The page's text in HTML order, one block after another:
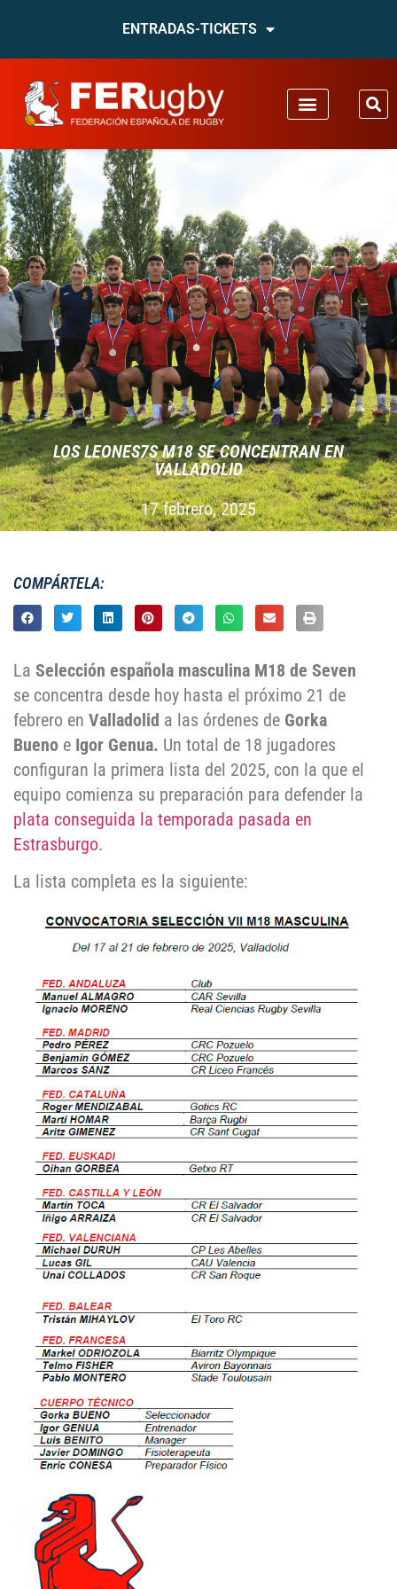
ENTRADAS-TICKETS
LOS LEONES7S M18 SE CONCENTRAN EN
VALLADOLID
17 febrero, 2025
COMPÁRTELA:
La Selección española masculina M18 de Seven
se concentra desde hoy hasta el próximo 21 de
febrero en Valladolid a las órdenes de Gorka
Bueno e Igor Genua. Un total de 18 jugadores
configuran la primera lista del 2025, con la que el
equipo comienza su preparación para defender la
plata conseguida la temporada pasada en
Estrasburgo.
La lista completa es la siguiente: